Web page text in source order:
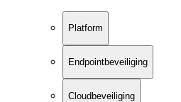
Platform
Endpointbeveiliging
Cloudbeveiliging